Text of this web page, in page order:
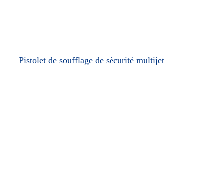
Pistolet de soufflage de sécurité multijet